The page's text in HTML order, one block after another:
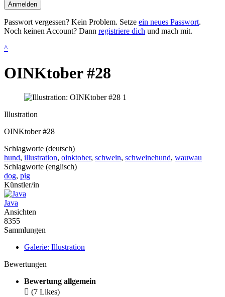
Anmelden
Passwort vergessen? Kein Problem. Setze ein neues Passwort.
Noch keinen Account? Dann registriere dich und mach mit.
^
OINKtober #28
Illustration
OINKtober #28
Schlagworte (deutsch)
hund, illustration, oinktober, schwein, schweinehund, wauwau
Schlagworte (englisch)
dog, pig
Künstler/in
Java
Ansichten
8355
Sammlungen
Galerie: Illustration
Bewertungen
Bewertung allgemein
 (7 Likes)